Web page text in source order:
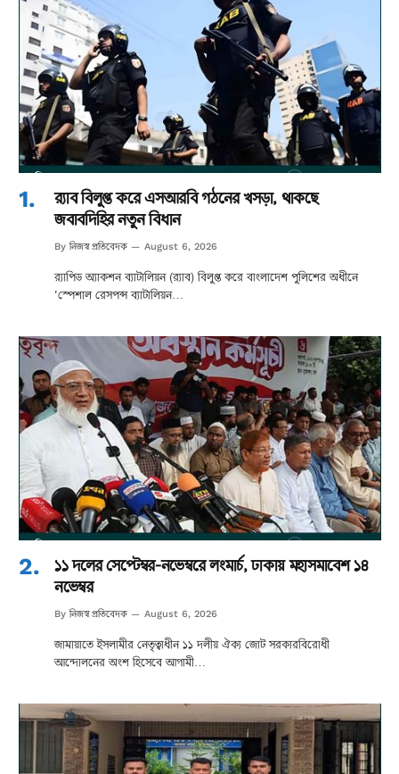
র‌্যাব বিলুপ্ত করে এসআরবি গঠনের খসড়া, থাকছে
জবাবদিহির নতুন বিধান
By নিজস্ব প্রতিবেদক August 6, 2026
র‌্যাপিড অ্যাকশন ব্যাটালিয়ন (র‌্যাব) বিলুপ্ত করে বাংলাদেশ পুলিশের অধীনে
‘স্পেশাল রেসপন্স ব্যাটালিয়ন…
১১ দলের সেপ্টেম্বর-নভেম্বরে লংমার্চ, ঢাকায় মহাসমাবেশ ১৪
নভেম্বর
By নিজস্ব প্রতিবেদক August 6, 2026
জামায়াতে ইসলামীর নেতৃত্বাধীন ১১ দলীয় ঐক্য জোট সরকারবিরোধী
আন্দোলনের অংশ হিসেবে আগামী…